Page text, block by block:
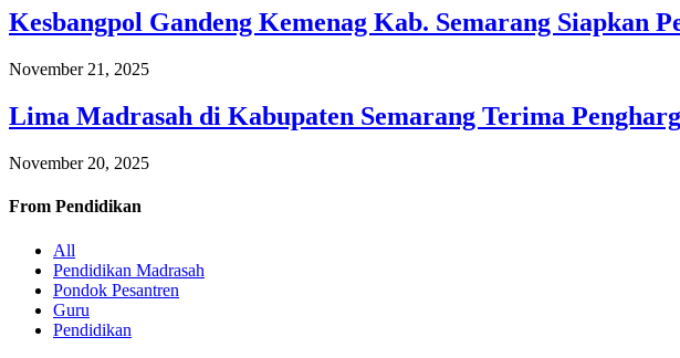
Kesbangpol Gandeng Kemenag Kab. Semarang Siapkan
November 21, 2025
Lima Madrasah di Kabupaten Semarang Terima
November 20, 2025
From Pendidikan
All
Pendidikan Madrasah
Pondok Pesantren
Guru
Pendidikan